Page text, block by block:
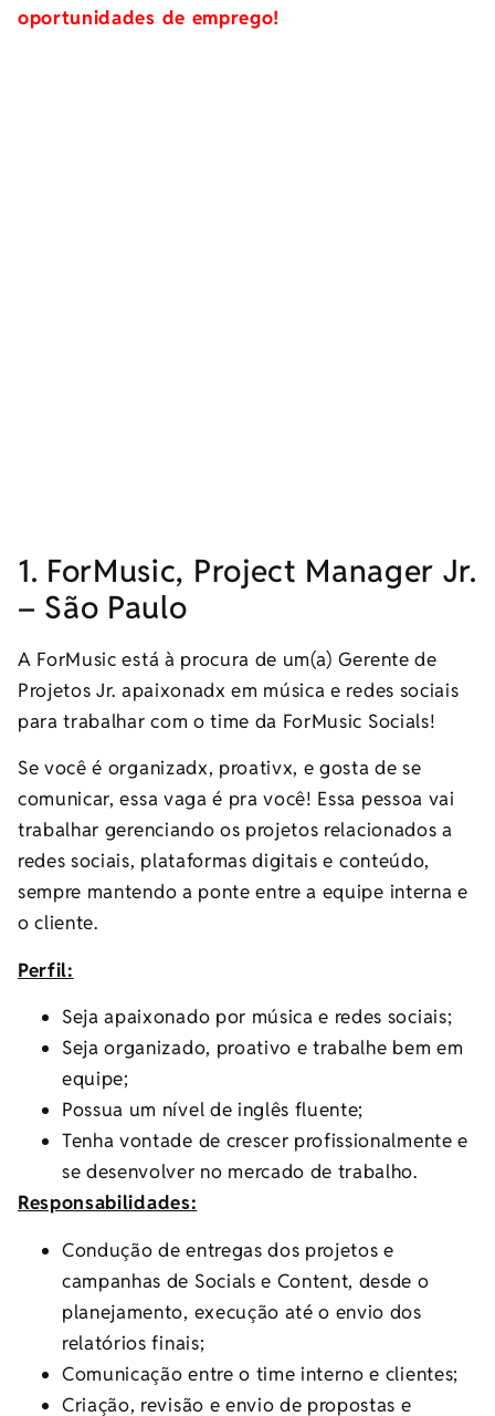
oportunidades de emprego!
1. ForMusic, Project Manager Jr.
– São Paulo
A ForMusic está à procura de um(a) Gerente de
Projetos Jr. apaixonadx em música e redes sociais
para trabalhar com o time da ForMusic Socials!
Se você é organizadx, proativx, e gosta de se
comunicar, essa vaga é pra você! Essa pessoa vai
trabalhar gerenciando os projetos relacionados a
redes sociais, plataformas digitais e conteúdo,
sempre mantendo a ponte entre a equipe interna e
o cliente.
Perfil:
Seja apaixonado por música e redes sociais;
Seja organizado, proativo e trabalhe bem em
equipe;
Possua um nível de inglês fluente;
Tenha vontade de crescer profissionalmente e
se desenvolver no mercado de trabalho.
Responsabilidades:
Condução de entregas dos projetos e
campanhas de Socials e Content, desde o
planejamento, execução até o envio dos
relatórios finais;
Comunicação entre o time interno e clientes;
Criação, revisão e envio de propostas e